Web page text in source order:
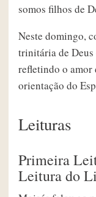
somos filhos de
Neste domingo,
trinitária de Deus
refletindo o amor
orientação do
Leituras
Primeira
Leitura do